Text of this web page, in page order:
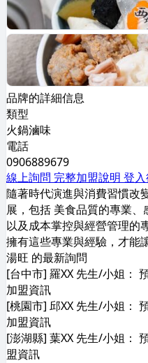
品牌的詳細信息
類型
火鍋滷味
電話
0906889679
線上詢問 完整加盟說明 登
隨著時代演進與消費習慣改
展，包括 美食品質的專業、
以及成本掌控與經營管理的
擁有這些專業與經驗，才能
湯旺 的最新詢問
[台中市] 羅XX 先生/小姐：
加盟資訊
[桃園市] 邱XX 先生/小姐：
加盟資訊
[澎湖縣] 葉XX 先生/小姐：
盟資訊